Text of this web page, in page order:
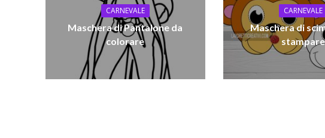
CARNEVALE
Maschera di Pantalone da
colorare
CARNEVALE
Maschera di
stampare